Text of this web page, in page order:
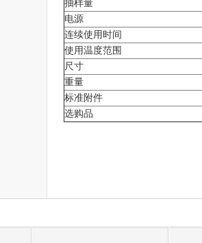
抽样量
电源
连续使用时间
使用温度范围
尺寸
重量
标准附件
选购品